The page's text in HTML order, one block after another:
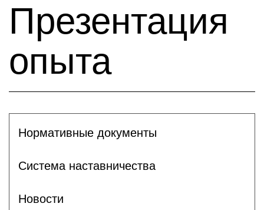
Презентация
опыта
Нормативные документы
Система наставничества
Новости